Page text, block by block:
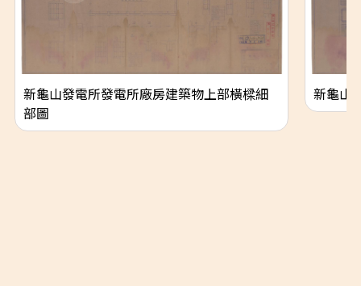
新龜山發電所發電所廠房建築物上部橫樑細
部圖
新龜山